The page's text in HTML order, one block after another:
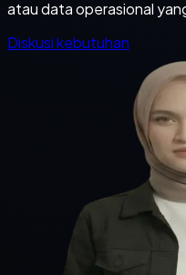
atau data operasional
Diskusi kebutuhan